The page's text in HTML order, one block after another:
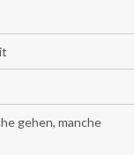
gehen, manche